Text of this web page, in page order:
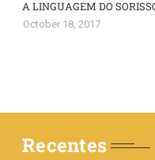
A LINGUAGEM DO
October 18, 2017
Recentes